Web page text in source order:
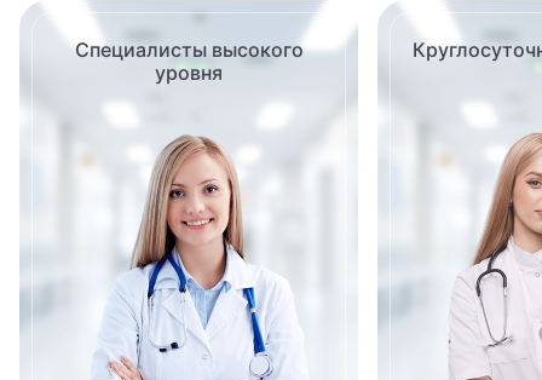
Специалисты высокого
уровня
Гинеколог-эндокринолог
Гинекология
Гирудотерапевт
Гнойный хирург
Гомеопат